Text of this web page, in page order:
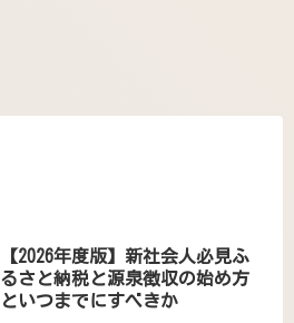
【2026年度版】新社会人必見ふ
るさと納税と源泉徴収の始め方
といつまでにすべきか